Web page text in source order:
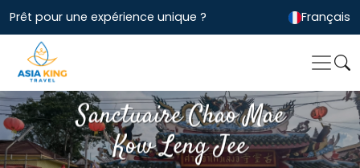
Prêt pour une expérience unique ? Français
Sanctuaire Chao Mae
Kow Leng Jee